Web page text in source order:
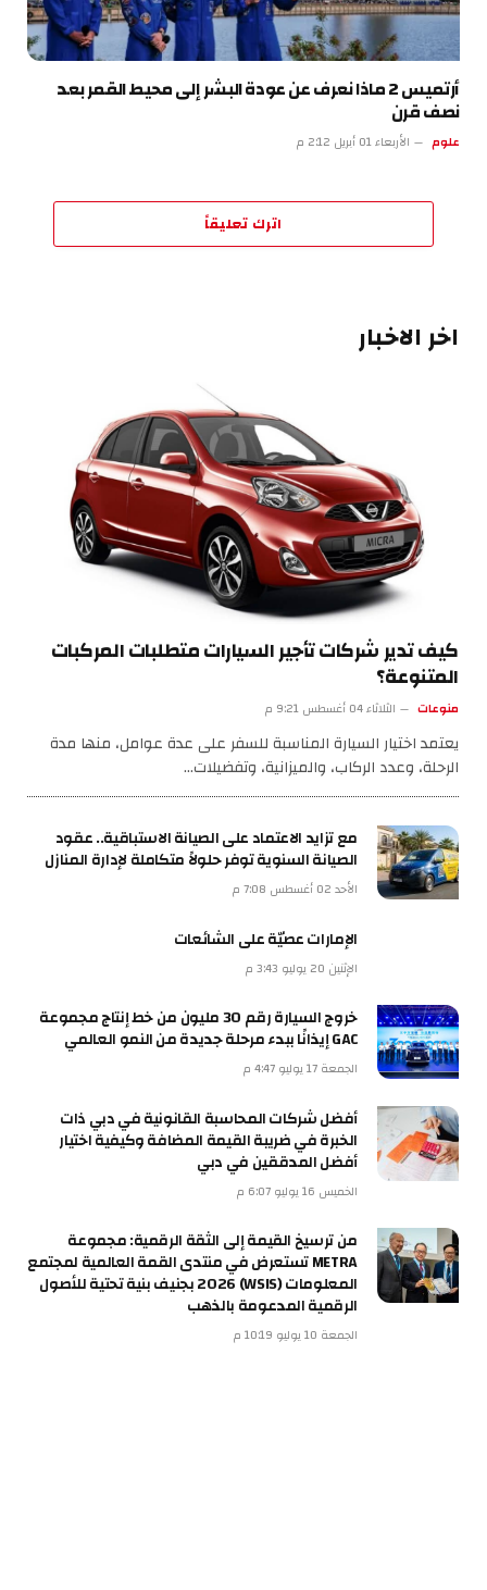
أرتميس 2 ماذا نعرف عن عودة البشر إلى محيط القمر بعد
نصف قرن
علوم الأربعاء 01 أبريل 2:12 م
اترك تعليقاً
اخر الاخبار
كيف تدير شركات تأجير السيارات متطلبات المركبات
المتنوعة؟
منوعات الثلاثاء 04 أغسطس 9:21 م
يعتمد اختيار السيارة المناسبة للسفر على عدة عوامل، منها مدة
الرحلة، وعدد الركاب، والميزانية، وتفضيلات…
مع تزايد الاعتماد على الصيانة الاستباقية.. عقود
الصيانة السنوية توفر حلولاً متكاملة لإدارة المنازل
الأحد 02 أغسطس 7:08 م
الإمارات عصيّة على الشائعات
الإثنين 20 يوليو 3:43 م
خروج السيارة رقم 30 مليون من خط إنتاج مجموعة
GAC إيذانًا ببدء مرحلة جديدة من النمو العالمي
الجمعة 17 يوليو 4:47 م
أفضل شركات المحاسبة القانونية في دبي ذات
الخبرة في ضريبة القيمة المضافة وكيفية اختيار
أفضل المدققين في دبي
الخميس 16 يوليو 6:07 م
من ترسيخ القيمة إلى الثقة الرقمية: مجموعة
METRA تستعرض في منتدى القمة العالمية لمجتمع
المعلومات (WSIS) 2026 بجنيف بنية تحتية للأصول
الرقمية المدعومة بالذهب
الجمعة 10 يوليو 10:19 م